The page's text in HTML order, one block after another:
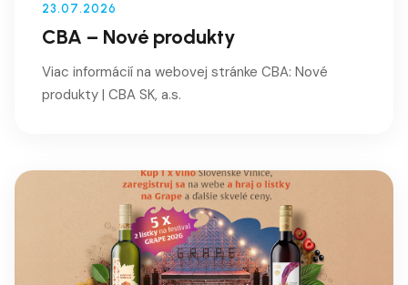
23.07.2026
CBA – Nové produkty
Viac informácií na webovej stránke CBA: Nové
produkty | CBA SK, a.s.